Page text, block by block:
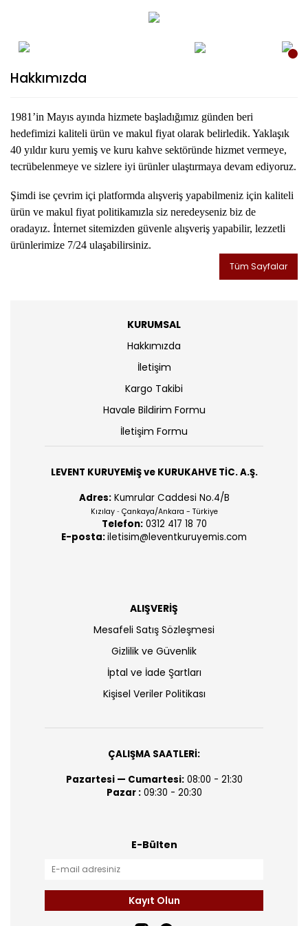
Hakkımızda
1981’in Mayıs ayında hizmete başladığımız günden beri
hedefimizi kaliteli ürün ve makul fiyat olarak belirledik. Yaklaşık
40 yıldır kuru yemiş ve kuru kahve sektöründe hizmet vermeye,
tecrübelenmeye ve sizlere iyi ürünler ulaştırmaya devam ediyoruz.
Şimdi ise çevrim içi platformda alışveriş yapabilmeniz için kaliteli
ürün ve makul fiyat politikamızla siz neredeyseniz biz de
oradayız. İnternet sitemizden güvenle alışveriş yapabilir, lezzetli
ürünlerimize 7/24 ulaşabilirsiniz.
Tüm Sayfalar
KURUMSAL
Hakkımızda
İletişim
Kargo Takibi
Havale Bildirim Formu
İletişim Formu
LEVENT KURUYEMİŞ ve KURUKAHVE TİC. A.Ş.
Adres:Kumrular Caddesi No.4/B
Kızılay - Çankaya/Ankara - Türkiye
Telefon:0312 417 18 70
E-posta:iletisim@leventkuruyemis.com
ALIŞVERİŞ
Mesafeli Satış Sözleşmesi
Gizlilik ve Güvenlik
İptal ve İade Şartları
Kişisel Veriler Politikası
ÇALIŞMA SAATLERİ:
Pazartesi — Cumartesi:08:00 - 21:30
Pazar :09:30 - 20:30
E-Bülten
Kayıt Olun